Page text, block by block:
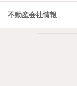
不動産会社情報